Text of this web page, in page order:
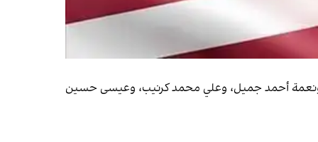
ونعمة أحمد جميل، وعلي محمد كرنيب، وعيسى حسين